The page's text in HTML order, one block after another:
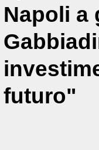
Napoli a
futuro"